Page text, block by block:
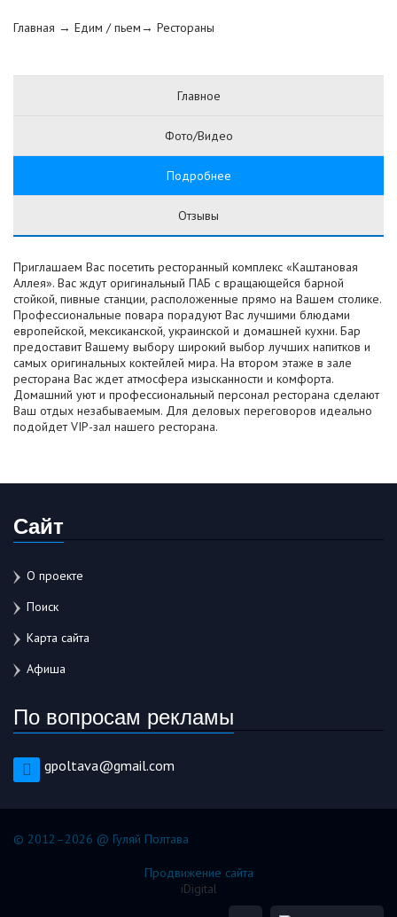
Главная → Едим / пьем→ Рестораны
Главное
Фото/Видео
Подробнее
Отзывы
Приглашаем Вас посетить ресторанный комплекс «Каштановая
Аллея». Вас ждут оригинальный ПАБ с вращающейся барной
стойкой, пивные станции, расположенные прямо на Вашем столике.
Профессиональные повара порадуют Вас лучшими блюдами
европейской, мексиканской, украинской и домашней кухни. Бар
предоставит Вашему выбору широкий выбор лучших напитков и
самых оригинальных коктейлей мира. На втором этаже в зале
ресторана Вас ждет атмосфера изысканности и комфорта.
Домашний уют и профессиональный персонал ресторана сделают
Ваш отдых незабываемым. Для деловых переговоров идеально
подойдет VIP-зал нашего ресторана.
Сайт
О проекте
Поиск
Карта сайта
Афиша
По вопросам рекламы
gpoltava@gmail.com
© 2012–2026 @ Гуляй Полтава
Продвижение сайта
iDigital